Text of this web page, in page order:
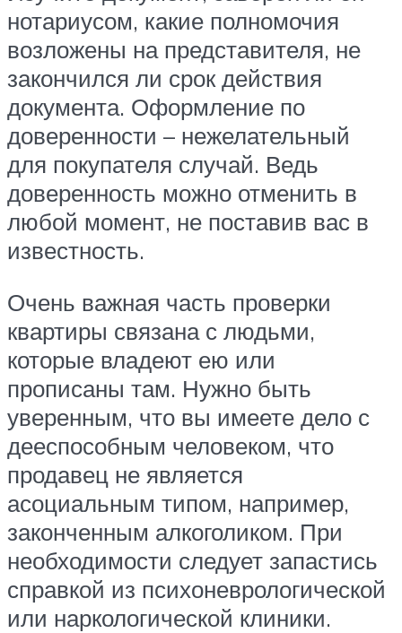
нотариусом, какие полномочия
возложены на представителя, не
закончился ли срок действия
документа. Оформление по
доверенности – нежелательный
для покупателя случай. Ведь
доверенность можно отменить в
любой момент, не поставив вас в
известность.
Очень важная часть проверки
квартиры связана с людьми,
которые владеют ею или
прописаны там. Нужно быть
уверенным, что вы имеете дело с
дееспособным человеком, что
продавец не является
асоциальным типом, например,
законченным алкоголиком. При
необходимости следует запастись
справкой из психоневрологической
или наркологической клиники.